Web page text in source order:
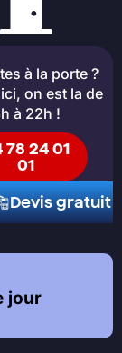
à la porte ?
on est la de
à 22h !
78 24 01
01
Devis gratuit
jour